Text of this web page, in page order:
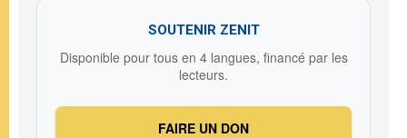
SOUTENIR ZENIT
Disponible pour tous en 4 langues, financé par les
lecteurs.
FAIRE UN DON